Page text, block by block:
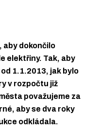
aby dokončilo
elektřiny. Tak, aby
1.1.2013, jak bylo
v rozpočtu již
považujeme za
aby se dva roky
odkládala.